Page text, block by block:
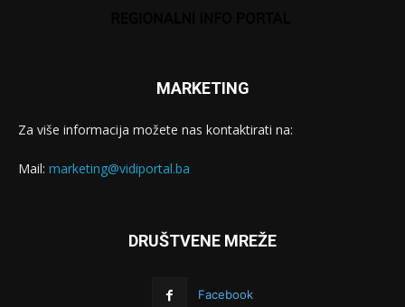
MARKETING
Za više informacija možete nas kontaktirati na:
Mail: marketing@vidiportal.ba
DRUŠTVENE MREŽE
Facebook